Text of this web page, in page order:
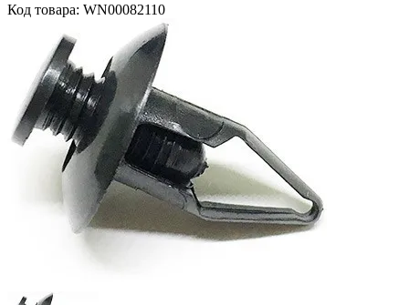
Код товара: WN00082110